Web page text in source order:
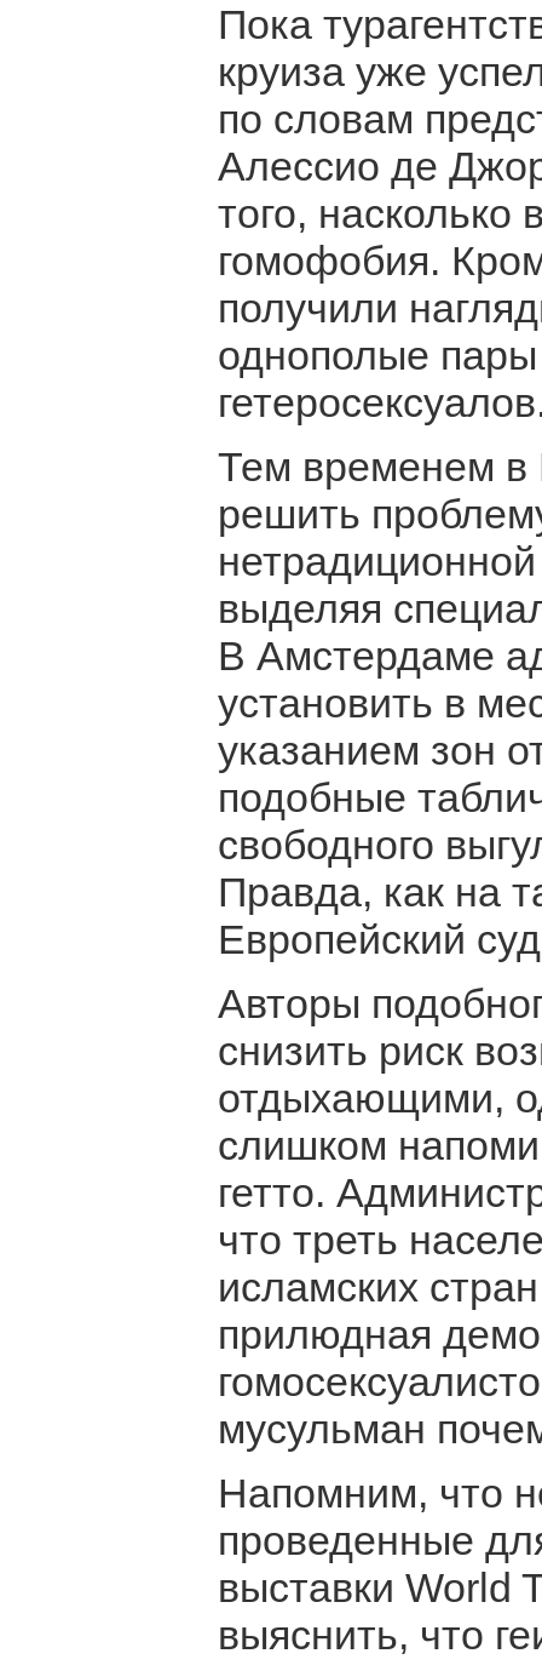
Пока
круиза уже
по словам
Алессио де
того, насколько
гомофобия.
получили
однополые
Тем временем в
решить
выделяя
В Амстердаме
установить в
указанием зон
подобные
свободного
Правда, как на
Европейский
Авторы
снизить риск
отдыхающими,
слишком
гетто.
что треть
исламских
прилюдная
мусульман
Напомним, что
проведенные
выставки World
выяснить, что